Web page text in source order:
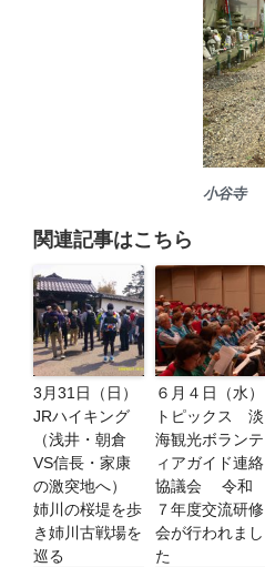
小谷寺
関連記事はこちら
3月31日（日）
JRハイキング
（浅井・朝倉
VS信長・家康
の激突地へ）
姉川の桜堤を歩
き姉川古戦場を
巡る
６月４日（水）
トピックス 淡
海観光ボランテ
ィアガイド連絡
協議会 令和
７年度交流研修
会が行われまし
た